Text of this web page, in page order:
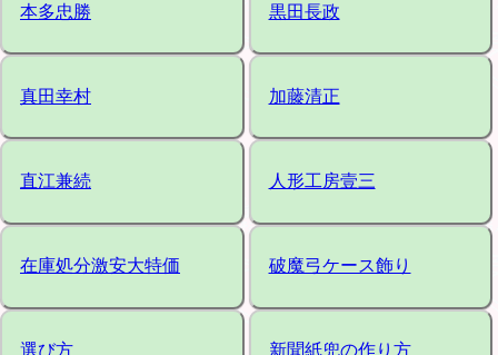
本多忠勝 黒田長政
真田幸村 加藤清正
直江兼続 人形工房壹三
在庫処分激安大特価 破魔弓ケース飾り
選び方 新聞紙兜の作り方